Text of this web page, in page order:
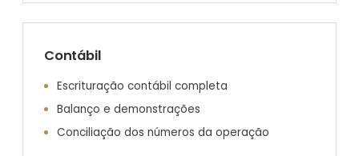
Contábil
Escrituração contábil completa
Balanço e demonstrações
Conciliação dos números da operação